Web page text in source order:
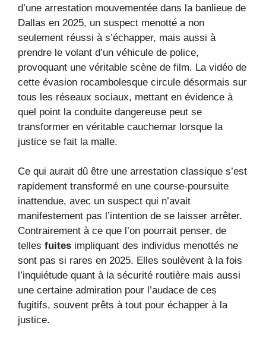
d’une arrestation mouvementée dans la banlieue de
Dallas en 2025, un suspect menotté a non
seulement réussi à s’échapper, mais aussi à
prendre le volant d’un véhicule de police,
provoquant une véritable scène de film. La vidéo de
cette évasion rocambolesque circule désormais sur
tous les réseaux sociaux, mettant en évidence à
quel point la conduite dangereuse peut se
transformer en véritable cauchemar lorsque la
justice se fait la malle.
Ce qui aurait dû être une arrestation classique s’est
rapidement transformé en une course-poursuite
inattendue, avec un suspect qui n’avait
manifestement pas l’intention de se laisser arrêter.
Contrairement à ce que l’on pourrait penser, de
telles fuites impliquant des individus menottés ne
sont pas si rares en 2025. Elles soulèvent à la fois
l’inquiétude quant à la sécurité routière mais aussi
une certaine admiration pour l’audace de ces
fugitifs, souvent prêts à tout pour échapper à la
justice.